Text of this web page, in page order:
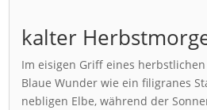
kalter
Im eisigen Griff eines
Blaue Wunder wie ein filigranes
nebligen Elbe, während der